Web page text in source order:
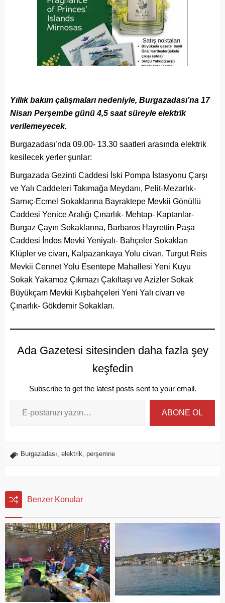
Yıllık bakım çalışmaları nedeniyle, Burgazadası’na 17
Nisan Perşembe günü 4,5 saat süreyle elektrik
verilemeyecek.
Burgazadası’nda 09.00- 13.30 saatleri arasında elektrik
kesilecek yerler şunlar:
Burgazada Gezinti Caddesi İski Pompa İstasyonu Çarşı
ve Yalı Caddeleri Takımağa Meydanı, Pelit-Mezarlık-
Sarnıç-Ecmel Sokaklarına Bayraktepe Mevkii Gönüllü
Caddesi Yenice Aralığı Çınarlık- Mehtap- Kaptanlar-
Burgaz Çayırı Sokaklarına, Barbaros Hayrettin Paşa
Caddesi İndos Mevki Yeniyalı- Bahçeler Sokakları
Klüpler ve civarı, Kalpazankaya Yolu civarı, Turgut Reis
Mevkii Cennet Yolu Esentepe Mahallesi Yeni Kuyu
Sokak Yakamoz Çıkmazı Çakıltaşı ve Azizler Sokak
Büyükçam Mevkii Kışbahçeleri Yeni Yalı civarı ve
Çınarlık- Gökdemir Sokakları.
Ada Gazetesi sitesinden daha fazla şey
keşfedin
Subscribe to get the latest posts sent to your email.
ABONE OL
Burgazadası, elektrik, perşemne
Benzer Konular